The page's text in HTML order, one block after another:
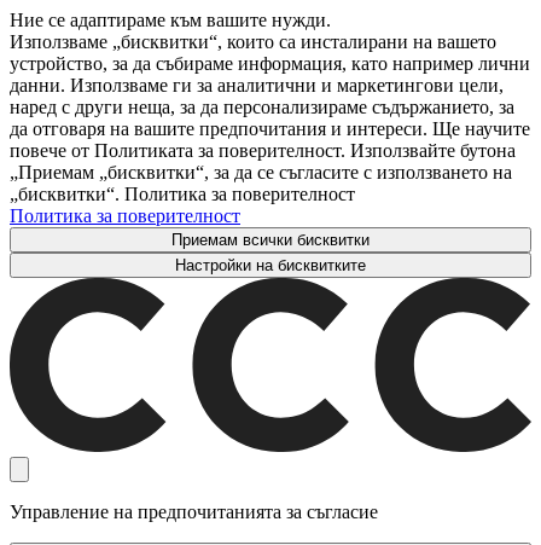
Ние се адаптираме към вашите нужди.
Използваме „бисквитки“, които са инсталирани на вашето
устройство, за да събираме информация, като например лични
данни. Използваме ги за аналитични и маркетингови цели,
наред с други неща, за да персонализираме съдържанието, за
да отговаря на вашите предпочитания и интереси. Ще научите
повече от Политиката за поверителност. Използвайте бутона
„Приемам „бисквитки“, за да се съгласите с използването на
„бисквитки“. Политика за поверителност
Политика за поверителност
Приемам всички бисквитки
Настройки на бисквитките
Управление на предпочитанията за съгласие